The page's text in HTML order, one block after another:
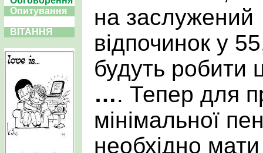
Опитування
ВІТАННЯ
на заслужений
відпочинок у
будуть робити
…. Тепер для
мінімальної
необхідно